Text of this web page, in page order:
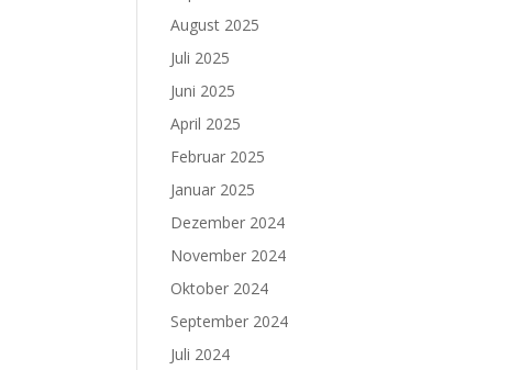
August 2025
Juli 2025
Juni 2025
April 2025
Februar 2025
Januar 2025
Dezember 2024
November 2024
Oktober 2024
September 2024
Juli 2024